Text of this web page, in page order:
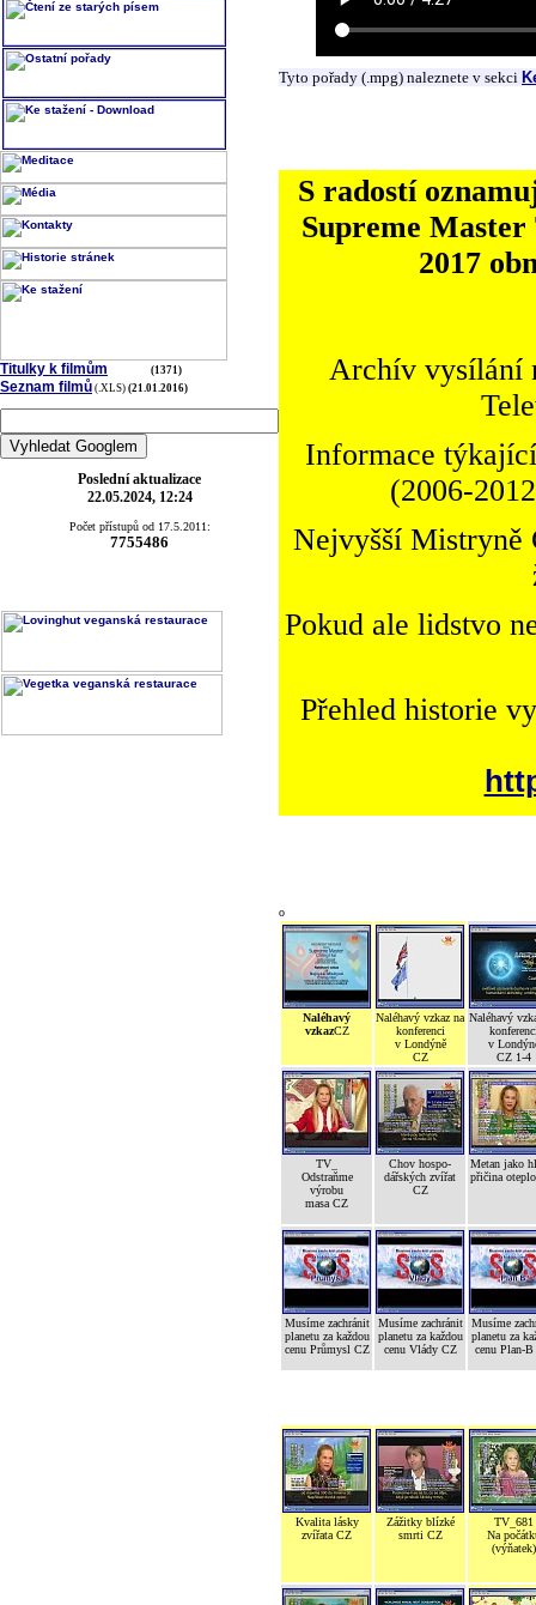
Titulky k filmům (1371)
Seznam filmů (.XLS) (21.01.2016)
Poslední aktualizace
22.05.2024, 12:24
Počet přístupů od 17.5.2011:
7755486
Tyto pořady (.mpg) naleznete v sekci
S radostí
Supreme
2017
Archív vysílání
Informace
(2006-
Nejvyšší Mistryně
Pokud ale lidstvo
Přehled historie
o
Naléhavý
vzkazCZ
Naléhavý vzkaz na
konferenci
v Londýně
CZ
Naléhavý
v
CZ 1-4
TV_
Odstraňme
výrobu
masa CZ
Chov hospo-
dářských zvířat
CZ
Metan jako
přičina
Musíme zachránit
planetu za každou
cenu Průmysl CZ
Musíme zachránit
planetu za každou
cenu Vlády CZ
Musíme
planetu za
cenu Plan-
Kvalita lásky
zvířata CZ
Zážitky blízké
smrti CZ
TV_681
Na
(výňatek)